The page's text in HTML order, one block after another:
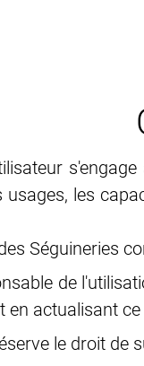
usages, les
Séguineries
de
actualisant ce
le droit